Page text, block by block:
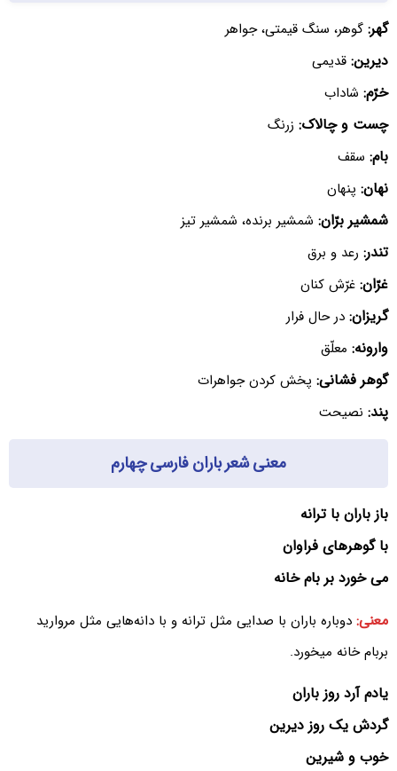
گهر: گوهر، سنگ قیمتی، جواهر
دیرین: قدیمی
خرّم: شاداب
چست و چالاک: زرنگ
بام: سقف
نهان: پنهان
شمشیر برّان: شمشیر برنده، شمشیر تیز
تندر: رعد و برق
غرّان: غرّش کنان
گریزان: در حال فرار
وارونه: معلّق
گوهر فشانی: پخش کردن جواهرات
پند: نصیحت
معنی شعر باران فارسی چهارم
باز باران با ترانه
با گوهرهای فراوان
می خورد بر بام خانه
معنی: دوباره باران با صدایی مثل ترانه و با دانه‌هایی مثل مروارید
بربام خانه میخورد.
یادم آرد روز باران
گردش یک روز دیرین
خوب و شیرین